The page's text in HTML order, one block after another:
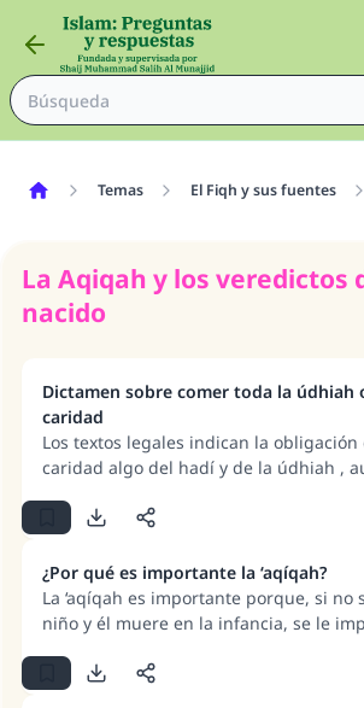
Temas El Fiqh y sus fuentes
La Aqiqah y los veredictos
nacido
Dictamen sobre comer toda la údhiah
caridad
Los textos legales indican la obligación
caridad algo del hadí y de la údhiah ,
údhiah es recomendable y no
aunque sea un poco. No hay en los
que indique cómo distribuir la ‘aqíqah ,
a comer de ella o darla en caridad. La
obligatoriedad de comer de ella, se
por separado. Si alguien sacrificara diez
¿Por qué es importante la ‘aqíqah?
La ‘aqíqah es importante porque, si no
niño y él muere en la infancia, se le
librar al niño del Shaitan.